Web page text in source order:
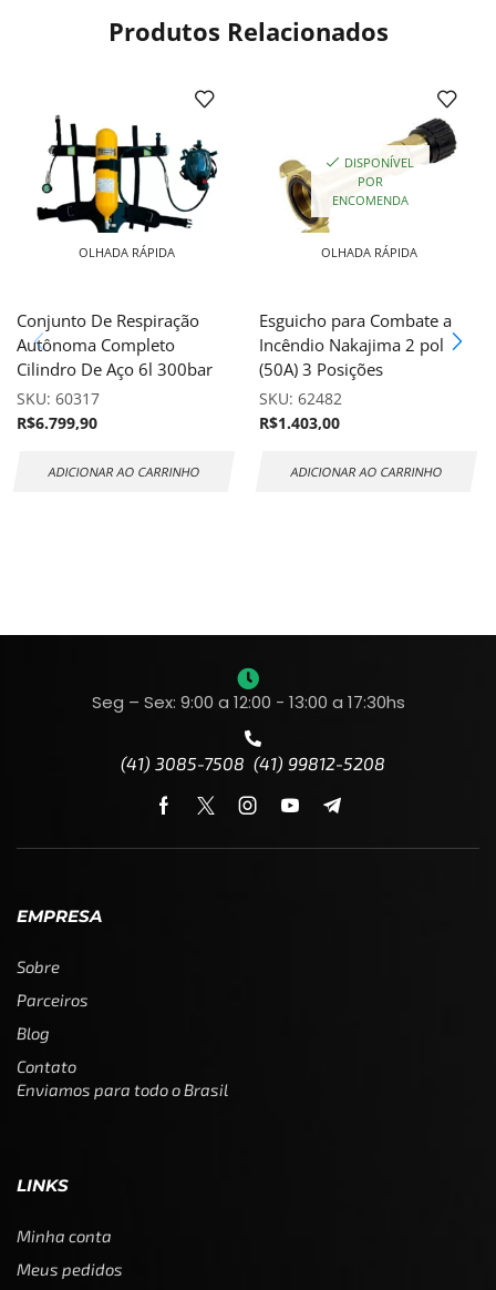
Produtos Relacionados
OLHADA RÁPIDA
Conjunto De Respiração
Autônoma Completo
Cilindro De Aço 6l 300bar
SKU: 60317
R$6.799,90
ADICIONAR AO CARRINHO
DISPONÍVEL
POR
ENCOMENDA
OLHADA RÁPIDA
Esguicho para Combate a
Incêndio Nakajima 2 pol
(50A) 3 Posições
SKU: 62482
R$1.403,00
ADICIONAR AO CARRINHO
Seg – Sex: 9:00 a 12:00 - 13:00 a 17:30hs
(41) 3085-7508 (41) 99812-5208
EMPRESA
Sobre
Parceiros
Blog
Contato
Enviamos para todo o Brasil
LINKS
Minha conta
Meus pedidos